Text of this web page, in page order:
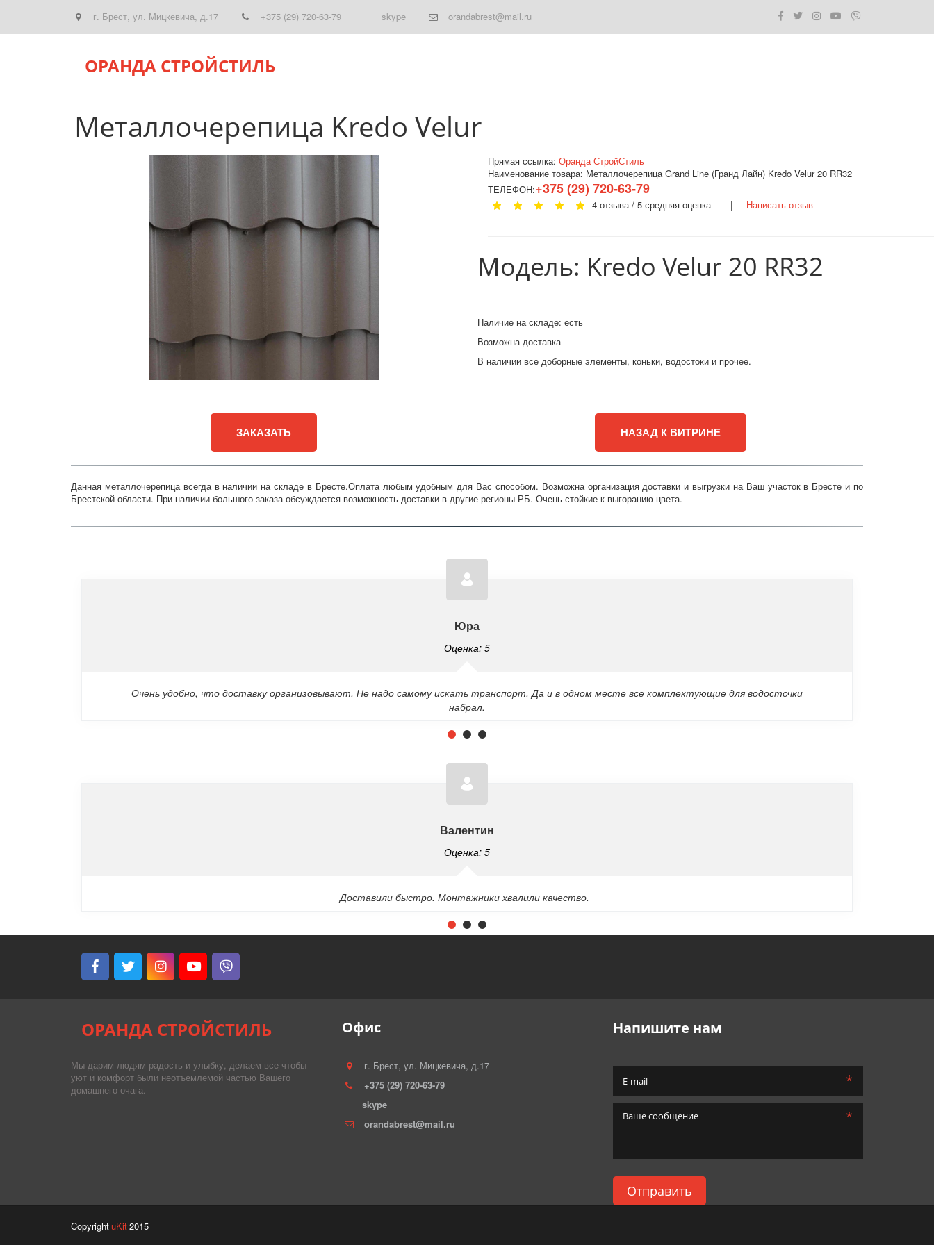
г. Брест, ул. Мицкевича, д.17 +375 (29) 720-63-79 skype orandabrest@mail.ru
ОРАНДА СТРОЙСТИЛЬ
Металлочерепица Kredo Velur
Прямая ссылка: Оранда СтройСтиль
Наименование товара: Металлочерепица Grand Line (Гранд Лайн) Kredo Velur 20 RR32
ТЕЛЕФОН:+375 (29) 720-63-79
4 отзыва / 5 средняя оценка | Написать отзыв
Модель: Kredo Velur 20 RR32
Наличие на складе: есть
Возможна доставка
В наличии все доборные элементы, коньки, водостоки и прочее.
ЗАКАЗАТЬ НАЗАД К ВИТРИНЕ
Данная металлочерепица всегда в наличии на складе в Бресте.Оплата любым удобным для Вас способом. Возможна организация доставки и выгрузки на Ваш участок в Бресте и по
Брестской области. При наличии большого заказа обсуждается возможность доставки в другие регионы РБ. Очень стойкие к выгоранию цвета.
Юра
Оценка: 5
Очень удобно, что доставку организовывают. Не надо самому искать транспорт. Да и в одном месте все комплектующие для водосточки
набрал.
Валентин
Оценка: 5
Доставили быстро. Монтажники хвалили качество.
ОРАНДА СТРОЙСТИЛЬ
Мы дарим людям радость и улыбку, делаем все чтобы
уют и комфорт были неотъемлемой частью Вашего
домашнего очага.
Офис
г. Брест, ул. Мицкевича, д.17
+375 (29) 720-63-79
skype
orandabrest@mail.ru
Напишите нам
*
*
Отправить
Copyright uKit 2015